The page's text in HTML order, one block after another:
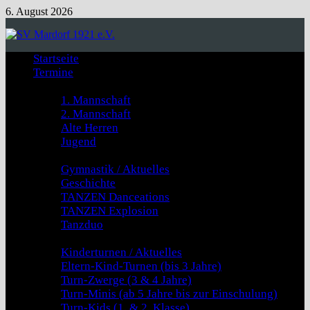
Zum
springen
6. August 2026
Startseite
Termine
1. Mannschaft
2. Mannschaft
Alte Herren
Jugend
Gymnastik / Aktuelles
Geschichte
TANZEN Danceations
TANZEN Explosion
Tanzduo
Kinderturnen / Aktuelles
Eltern-Kind-Turnen (bis 3 Jahre)
Turn-Zwerge (3 & 4 Jahre)
Turn-Minis (ab 5 Jahre bis zur Einschulung)